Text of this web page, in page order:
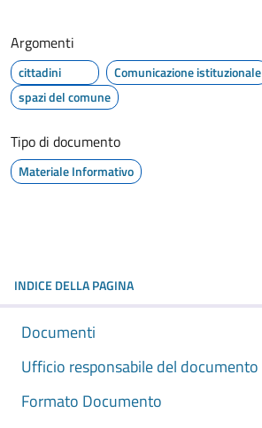
Argomenti
cittadini
Comunicazione istituzionale
spazi del comune
Tipo di documento
Materiale Informativo
INDICE DELLA PAGINA
Documenti
Ufficio responsabile del documento
Formato Documento